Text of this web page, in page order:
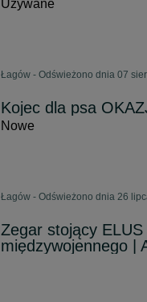
Używane
Łagów - Odświeżono dnia 07
Kojec dla psa
Nowe
Łagów - Odświeżono dnia 26
Zegar stojący ELUS
międzywojennego |